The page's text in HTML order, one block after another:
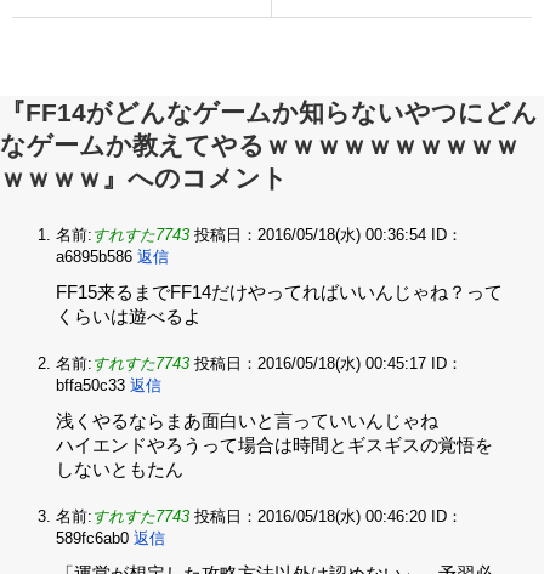
『FF14がどんなゲームか知らないやつにどん
なゲームか教えてやるｗｗｗｗｗｗｗｗｗｗ
ｗｗｗｗ』へのコメント
名前: すれすた7743 投稿日：2016/05/18(水) 00:36:54
ID：
a6895b586 返信
FF15来るまでFF14だけやってればいいんじゃね？って
くらいは遊べるよ
名前: すれすた7743 投稿日：2016/05/18(水) 00:45:17
ID：
bffa50c33 返信
浅くやるならまあ面白いと言っていいんじゃね‌
ハイエンドやろうって場合は時間とギスギスの覚悟を
しないともたん
名前: すれすた7743 投稿日：2016/05/18(水) 00:46:20
ID：
589fc6ab0 返信